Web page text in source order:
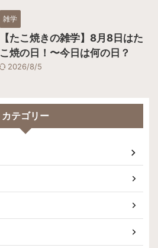
雑学
【たこ焼きの雑学】8月8日はた
こ焼の日！〜今日は何の日？
2026/8/5
カテゴリー